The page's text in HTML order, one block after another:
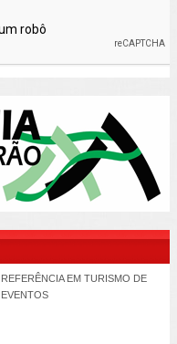
REFERÊNCIA EM TURISMO DE
EVENTOS